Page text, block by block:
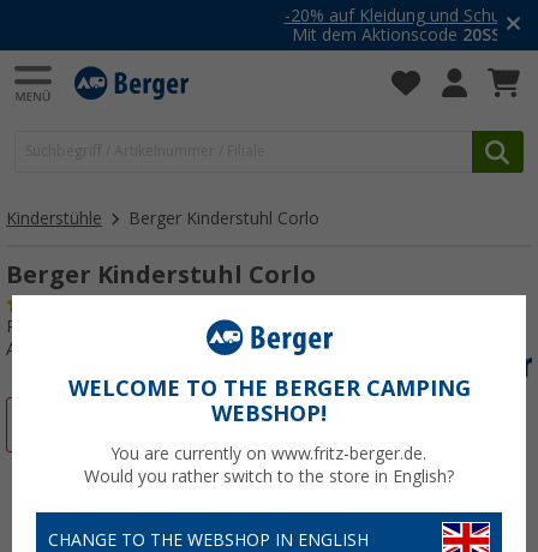
-20% auf Kleidung und Schuhe
Mit dem Aktionscode20SSV
Kinderstühle Berger Kinderstuhl Corlo
Berger Kinderstuhl Corlo
Produkttester:
Art.-Nr.: 825837
WELCOME TO THE BERGER CAMPING
WEBSHOP!
You are currently on www.fritz-berger.de.
Would you rather switch to the store in English?
CHANGE TO THE WEBSHOP IN ENGLISH